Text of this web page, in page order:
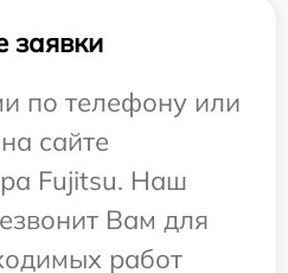
заявки
по телефону или
сайте
Fujitsu. Наш
Вам для
работ